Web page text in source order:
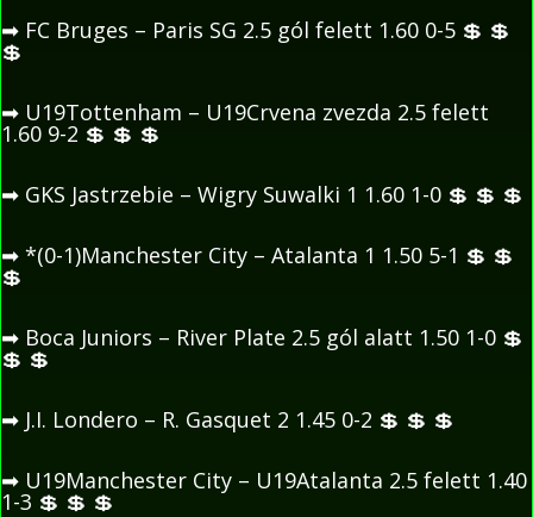
➡ FC Bruges – Paris SG 2.5 gól felett 1.60 0-5 💲 💲
💲
➡ U19Tottenham – U19Crvena zvezda 2.5 felett
1.60 9-2 💲 💲 💲
➡ GKS Jastrzebie – Wigry Suwalki 1 1.60 1-0 💲 💲 💲
➡ *(0-1)Manchester City – Atalanta 1 1.50 5-1 💲 💲
💲
➡ Boca Juniors – River Plate 2.5 gól alatt 1.50 1-0 💲
💲 💲
➡ J.I. Londero – R. Gasquet 2 1.45 0-2 💲 💲 💲
➡ U19Manchester City – U19Atalanta 2.5 felett 1.40
1-3 💲 💲 💲